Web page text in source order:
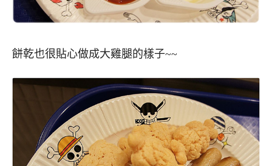
餅乾也很貼心做成大雞腿的樣子~~